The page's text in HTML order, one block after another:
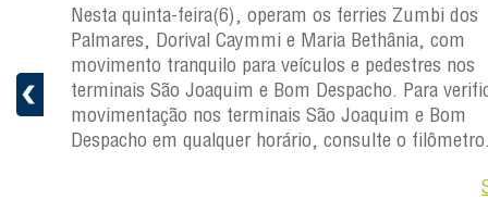
Nesta quinta-feira(6), operam os ferries Zumbi dos
Palmares, Dorival Caymmi e Maria Bethânia, com
movimento tranquilo para veículos e pedestres nos
terminais São Joaquim e Bom Despacho. Para
movimentação nos terminais São Joaquim e Bom
Despacho em qualquer horário, consulte o